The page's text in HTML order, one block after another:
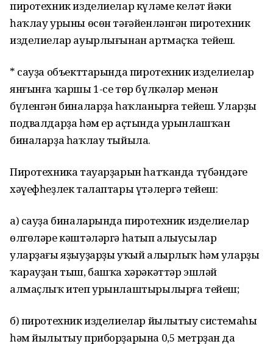
пиротехник изделиелар күләме келәт йәки
һаҡлау урыны өсөн тәғәйенләнгән пиротехник
изделиелар ауырлығынан артмаҫҡа тейеш.
* сауҙа объекттарында пиротехник изделиелар
янғынға ҡаршы 1-cе төр бүлкәләр менән
бүленгән биналарҙа һаҡланырға тейеш. Уларҙы
подвалдарҙа һәм ер аҫтында урынлашҡан
биналарҙа һаҡлау тыйыла.
Пиротехника тауарҙарын һатҡанда түбәндәге
хәүефһеҙлек талаптары үтәлергә тейеш:
а) сауҙа биналарында пиротехник изделиелар
өлгөләре кәштәләргә һатып алыусылар
уларҙағы яҙыуҙарҙы уҡый алырлыҡ һәм уларҙы
ҡарауҙан тыш, башҡа хәрәкәттәр эшләй
алмаҫлыҡ итеп урынлаштырылырға тейеш;
б) пиротехник изделиелар йылытыу системаһы
һәм йылытыу приборҙарына 0,5 метрҙан да